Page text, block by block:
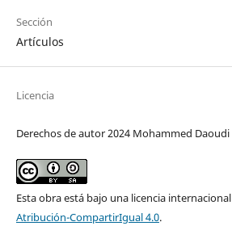
Sección
Artículos
Licencia
Derechos de autor 2024 Mohammed Daoudi
Esta obra está bajo una licencia internacional
Atribución-CompartirIgual 4.0.